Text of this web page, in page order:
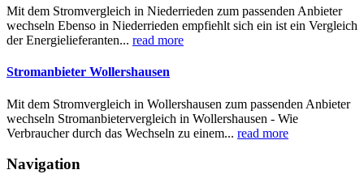
Mit dem Stromvergleich in Niederrieden zum passenden Anbieter
wechseln Ebenso in Niederrieden empfiehlt sich ein ist ein Vergleich
der Energielieferanten... read more
Stromanbieter Wollershausen
Mit dem Stromvergleich in Wollershausen zum passenden Anbieter
wechseln Stromanbietervergleich in Wollershausen - Wie
Verbraucher durch das Wechseln zu einem... read more
Navigation